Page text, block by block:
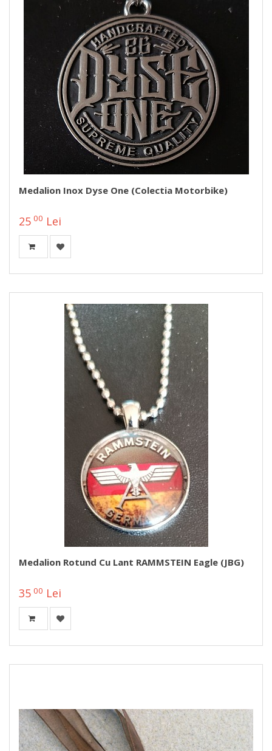
Medalion Inox Dyse One (colectia Motorbike)
25 00 Lei
Medalion Rotund Cu Lant RAMMSTEIN Eagle (JBG)
35 00 Lei